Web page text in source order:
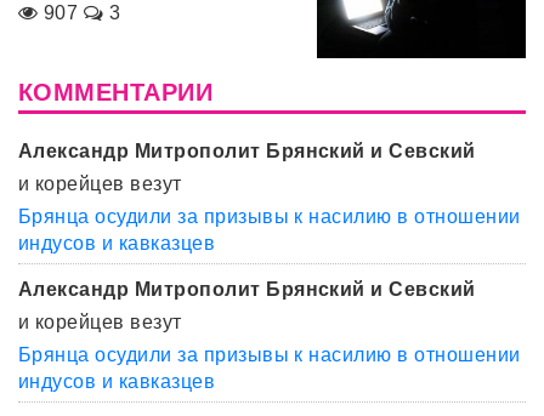
907
3
КОММЕНТАРИИ
Александр Митрополит Брянский и Севский
и корейцев везут
Брянца осудили за призывы к насилию в отношении
индусов и кавказцев
Александр Митрополит Брянский и Севский
и корейцев везут
Брянца осудили за призывы к насилию в отношении
индусов и кавказцев